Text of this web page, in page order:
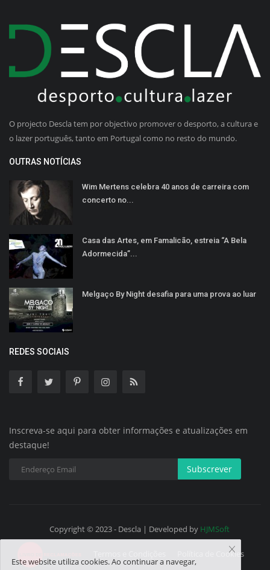
O projecto Descla tem por objectivo promover o desporto, a cultura e
o lazer português, tanto em Portugal como no resto do mundo.
OUTRAS NOTÍCIAS
Wim Mertens celebra 40 anos de carreira com
concerto no...
Casa das Artes, em Famalicão, estreia “A Bela
Adormecida”...
Melgaço By Night desafia para uma prova ao luar
REDES SOCIAIS
Inscreva-se aqui para obter informações e atualizações em
destaque!
Subscrever
Copyright © 2023 - Descla | Developed by HJMSoft
Política de Cookies
Este website utiliza cookies. Ao continuar a navegar,